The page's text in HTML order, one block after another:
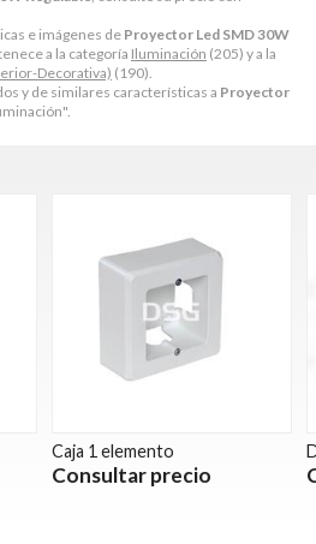
e imágenes de Proyector Led SMD 30W
a la categoría Iluminación (205) y a la
Decorativa) (190).
y de similares características a Proyector
Caja 1 elemento
Consultar precio